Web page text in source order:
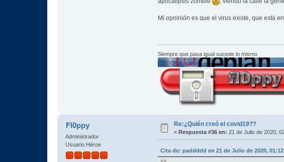
Mi opninión es que el virus existe, que está
Siempre que pasa igual sucede lo mismo
Fl0ppy
Administrador
Usuario Héroe
Re:¿Quién creó el covid19??
«Respuesta #36 en: 21 de Julio de 2020,
Cita de: paddddd en 21 de Julio de 2020,